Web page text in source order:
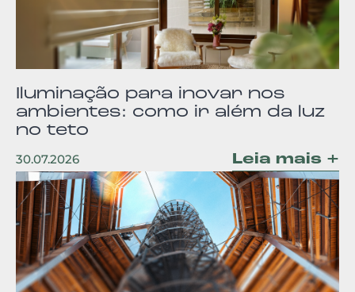
Iluminação para inovar nos
ambientes: como ir além da luz
no teto
30.07.2026 Leia mais +